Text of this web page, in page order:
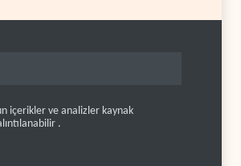
içerikler ve analizler kaynak
.